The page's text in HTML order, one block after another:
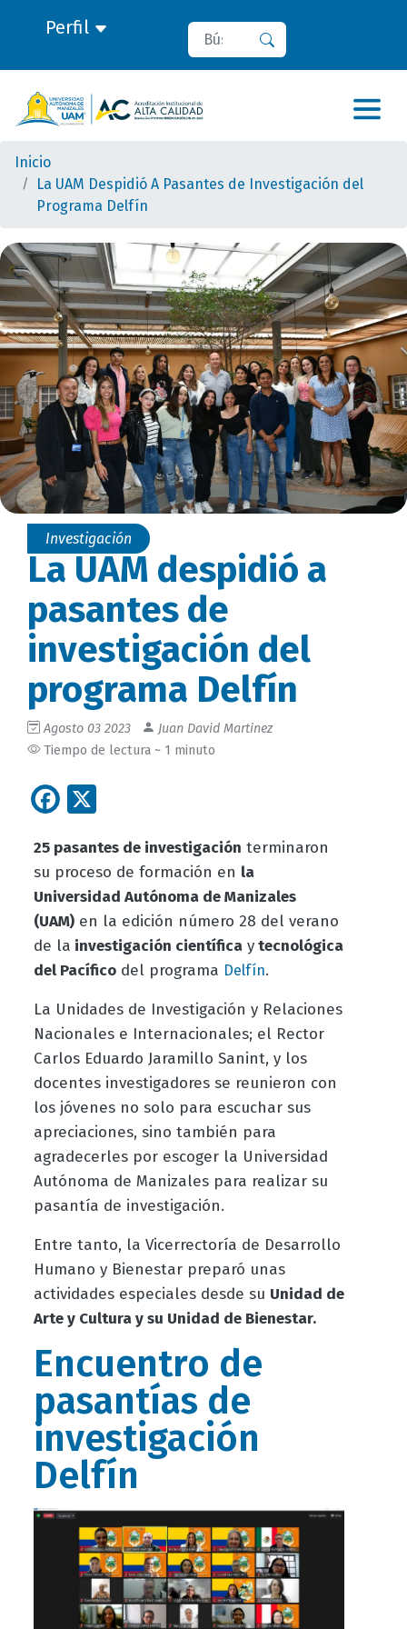
Perfil Buscar
Inicio
La UAM Despidió A Pasantes de Investigación del
Programa Delfín
Investigación
La UAM despidió a
pasantes de
investigación del
programa Delfín
Agosto 03 2023
Juan David Martinez
Tiempo de lectura ~ 1 minuto
Facebook
25 pasantes de investigación terminaron
su proceso de formación en la
Universidad Autónoma de Manizales
(UAM) en la edición número 28 del verano
de la investigación científicaytecnológica
del Pacíficodel programa Delfín.
La Unidades de Investigación y Relaciones
Nacionales e Internacionales; el Rector
Carlos Eduardo Jaramillo Sanint, y los
docentes investigadores se reunieron con
los jóvenes no solo para escuchar sus
apreciaciones, sino también para
agradecerles por escoger la Universidad
Autónoma de Manizales para realizar su
pasantía de investigación.
Entre tanto, la Vicerrectoría de Desarrollo
Humano y Bienestar preparó unas
actividades especiales desde su Unidad de
Arte y Cultura y su Unidad de Bienestar.
Encuentro de
pasantías de
investigación
Delfín